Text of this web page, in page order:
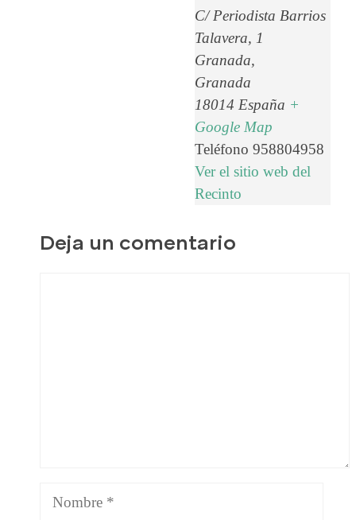
C/ Periodista Barrios
Talavera, 1
Granada,
Granada
18014 España +
Google Map
Teléfono 958804958
Ver el sitio web del
Recinto
Deja un comentario